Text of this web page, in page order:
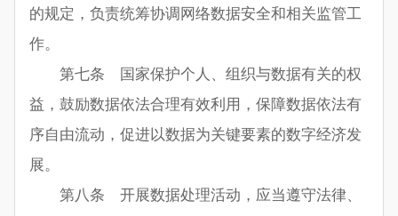
的规定，负责统筹协调网络数据安全和相关监管工
作。
第七条 国家保护个人、组织与数据有关的权
益，鼓励数据依法合理有效利用，保障数据依法有
序自由流动，促进以数据为关键要素的数字经济发
展。
第八条 开展数据处理活动，应当遵守法律、